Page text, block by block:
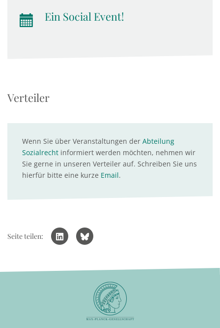
Ein Social Event!
Verteiler
Wenn Sie über Veranstaltungen der Abteilung
Sozialrecht informiert werden möchten, nehmen wir
Sie gerne in unseren Verteiler auf. Schreiben Sie uns
hierfür bitte eine kurze Email.
Seite teilen: